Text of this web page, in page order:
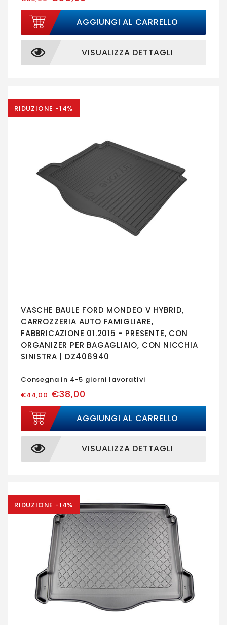
AGGIUNGI AL CARRELLO
VISUALIZZA DETTAGLI
RIDUZIONE -14%
VASCHE BAULE FORD MONDEO V HYBRID,
CARROZZERIA AUTO FAMIGLIARE,
FABBRICAZIONE 01.2015 - PRESENTE, CON
ORGANIZER PER BAGAGLIAIO, CON NICCHIA
SINISTRA | DZ406940
Consegna in 4-5 giorni lavorativi
€44,00€38,00
AGGIUNGI AL CARRELLO
VISUALIZZA DETTAGLI
RIDUZIONE -14%